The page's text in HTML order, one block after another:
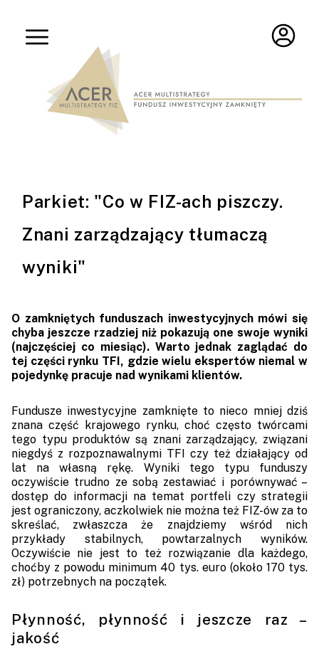
Parkiet: "Co w FIZ-ach piszczy.
Znani zarządzający tłumaczą
wyniki"
O zamkniętych funduszach inwestycyjnych mówi się
chyba jeszcze rzadziej niż pokazują one swoje wyniki
(najczęściej co miesiąc). Warto jednak zaglądać do
tej części rynku TFI, gdzie wielu ekspertów niemal w
pojedynkę pracuje nad wynikami klientów.
Fundusze inwestycyjne zamknięte to nieco mniej dziś
znana część krajowego rynku, choć często twórcami
tego typu produktów są znani zarządzający, związani
niegdyś z rozpoznawalnymi TFI czy też działający od
lat na własną rękę. Wyniki tego typu funduszy
oczywiście trudno ze sobą zestawiać i porównywać –
dostęp do informacji na temat portfeli czy strategii
jest ograniczony, aczkolwiek nie można też FIZ-ów za to
skreślać, zwłaszcza że znajdziemy wśród nich
przykłady stabilnych, powtarzalnych wyników.
Oczywiście nie jest to też rozwiązanie dla każdego,
choćby z powodu minimum 40 tys. euro (około 170 tys.
zł) potrzebnych na początek.
Płynność, płynność i jeszcze raz –
jakość